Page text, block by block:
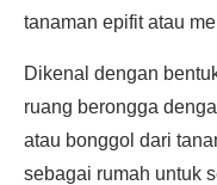
tanaman epifit atau
Dikenal dengan
ruang berongga
atau bonggol dari
sebagai rumah untuk